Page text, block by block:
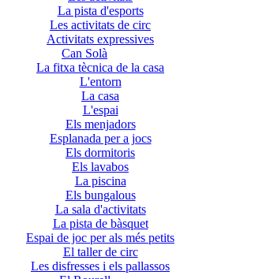
La pista d'esports
Les activitats de circ
Activitats expressives
Can Solà
La fitxa tècnica de la casa
L'entorn
La casa
L'espai
Els menjadors
Esplanada per a jocs
Els dormitoris
Els lavabos
La piscina
Els bungalous
La sala d'activitats
La pista de bàsquet
Espai de joc per als més petits
El taller de circ
Les disfresses i els pallassos